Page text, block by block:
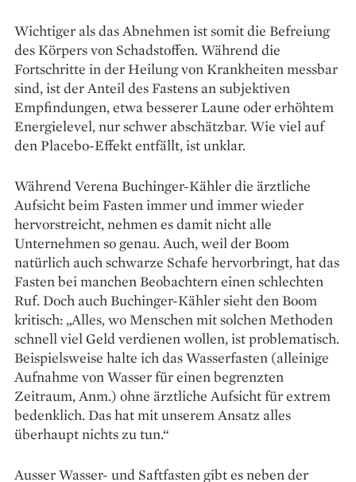
Wichtiger als das Abnehmen ist somit die Befreiung
des Körpers von Schadstoffen. Während die
Fortschritte in der Heilung von Krankheiten messbar
sind, ist der Anteil des Fastens an subjektiven
Empfindungen, etwa besserer Laune oder erhöhtem
Energielevel, nur schwer abschätzbar. Wie viel auf
den Placebo-­Effekt entfällt, ist unklar.
Während Verena Buchinger-Kähler die ärztliche
Aufsicht beim Fasten immer und immer wieder
hervorstreicht, nehmen es damit nicht alle
Unternehmen so genau. Auch, weil der Boom
natürlich auch schwarze Schafe hervorbringt, hat das
Fasten bei manchen Beobachtern einen schlechten
Ruf. Doch auch Buchinger-­Kähler sieht den Boom
kritisch: „Alles, wo Menschen mit solchen Methoden
schnell viel Geld verdienen wollen, ist problematisch.
Beispielsweise halte ich das Wasserfasten (alleinige
Aufnahme von Wasser für einen begrenzten
Zeitraum, Anm.) ohne ärztliche Aufsicht für extrem
bedenklich. Das hat mit unserem Ansatz alles
überhaupt nichts zu tun.“
Ausser Wasser- und Saftfasten gibt es neben der